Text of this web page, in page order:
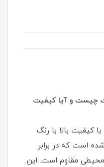
چیست و آیا کیفیت
کیفیت بالا با رنگ
است که در برابر
مقاوم است. این